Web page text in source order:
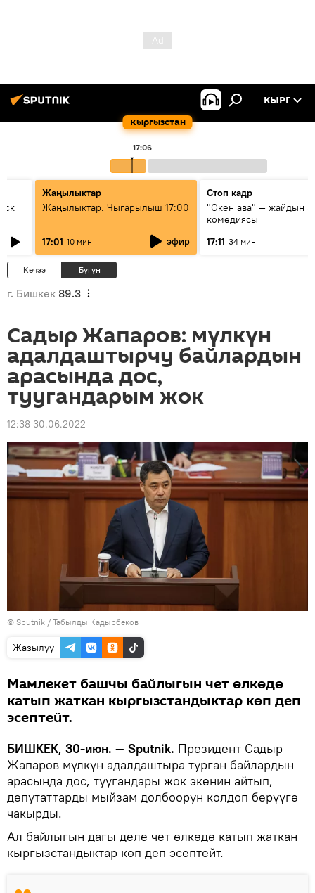
Кыргызстан
КЫРГ
17:06
Жаңылыктар
Жаңылыктар. Чыгарылыш 17:00
17:01 10 мин эфир
Стоп кадр
"Окен ава" — жайдын
комедиясы
17:11 34 мин
Кечээ Бүгүн
г. Бишкек 89.3
Садыр Жапаров: мүлкүн
адалдаштырчу байлардын
арасында дос,
туугандарым жок
12:38 30.06.2022
© Sputnik / Табылды Кадырбеков
Жазылуу
Мамлекет башчы байлыгын чет өлкөдө
катып жаткан кыргызстандыктар көп деп
эсептейт.
БИШКЕК, 30-июн. — Sputnik. Президент Садыр
Жапаров мүлкүн адалдаштыра турган байлардын
арасында дос, туугандары жок экенин айтып,
депутаттарды мыйзам долбоорун колдоп берүүгө
чакырды.
Ал байлыгын дагы деле чет өлкөдө катып жаткан
кыргызстандыктар көп деп эсептейт.